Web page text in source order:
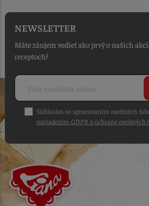
NEWSLETTER
Máte záujem vedieť ako prvý o našich
receptoch?
Súhlasím so spracovaním osobných
nariadením GDPR o ochrane osobných